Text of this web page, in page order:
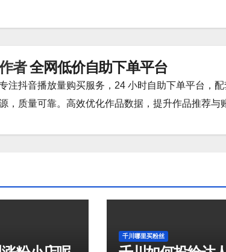
者全网低价自助下单平台
注抖音播放量购买服务，24 小时自助下单平台，
，质量可靠。高效优化作品数据，提升作品推荐与
千川哪里买粉丝